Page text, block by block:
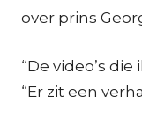
over prins
“De video’s
“Er zit een